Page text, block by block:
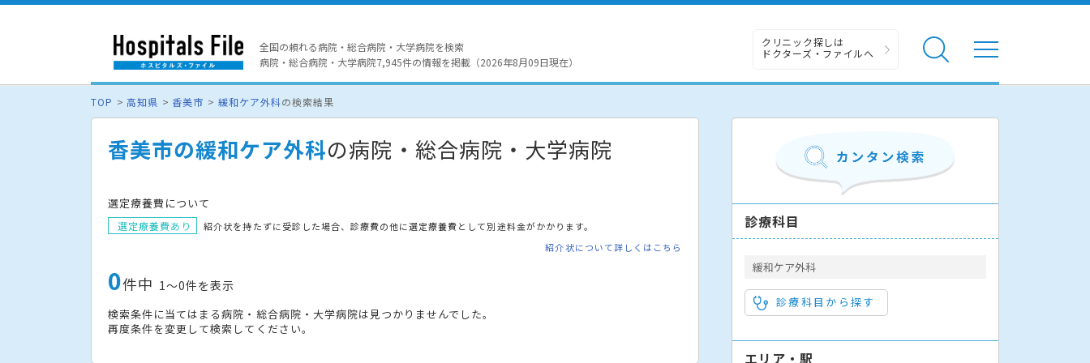
全国の頼れる病院・総合病院・大学病院を検索
病院・総合病院・大学病院7,945件の情報を掲載（2026年8月09日現在）
クリニック探しは
ドクターズ・ファイルへ
TOP 高知県 香美市 緩和ケア外科の検索結果
香美市の緩和ケア外科の病院・総合病院・大学病院
選定療養費について
選定療養費あり
紹介状を持たずに受診した場合、診療費の他に選定療養費として別途料金がかかります。
紹介状について詳しくはこちら
0件中 1〜0件を表示
検索条件に当てはまる病院・総合病院・大学病院は見つかりませんでした。
再度条件を変更して検索してください。
診療科目
緩和ケア外科
診療科目から探す
エリア・駅